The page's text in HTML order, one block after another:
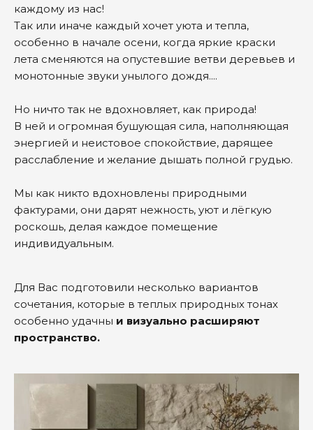
каждому из нас!
Так или иначе каждый хочет уюта и тепла,
особенно в начале осени, когда яркие краски
лета сменяются на опустевшие ветви деревьев и
монотонные звуки унылого дождя....
Но ничто так не вдохновляет, как природа!
В ней и огромная бушующая сила, наполняющая
энергией и неистовое спокойствие, дарящее
расслабление и желание дышать полной грудью.
Мы как никто вдохновлены природными
фактурами, они дарят нежность, уют и лёгкую
роскошь, делая каждое помещение
индивидуальным.
Для Вас подготовили несколько вариантов
сочетания, которые в теплых природных тонах
особенно удачны и визуально расширяют
пространство.